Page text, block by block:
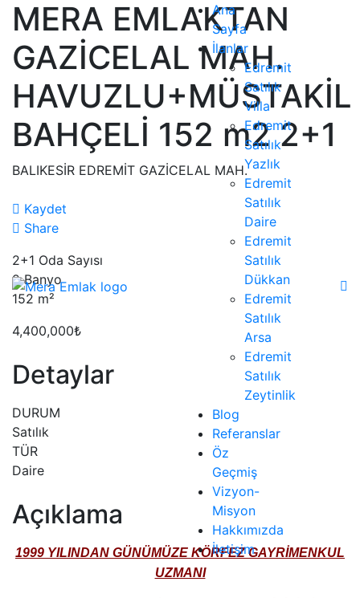
Ana
Sayfa
İlanlar
Edremit
Satılık
Villa
Edremit
Satılık
Yazlık
Edremit
Satılık
Daire
Edremit
Satılık
Dükkan
Edremit
Satılık
Arsa
Edremit
Satılık
Zeytinlik
Blog
Referanslar
Öz
Geçmiş
Vizyon-
Misyon
Hakkımızda
İletişim
MERA EMLAKTAN
GAZİCELAL MAH.
HAVUZLU+MÜSTAKİL
BAHÇELİ 152 m2 2+1
BALIKESİR EDREMİT GAZİCELAL MAH.
Kaydet
Share
2+1 Oda Sayısı
2Banyo
152 m²
4,400,000₺
Detaylar
DURUM
Satılık
TÜR
Daire
Açıklama
1999 YILINDAN GÜNÜMÜZE KÖRFEZ GAYRİMENKUL
UZMANI